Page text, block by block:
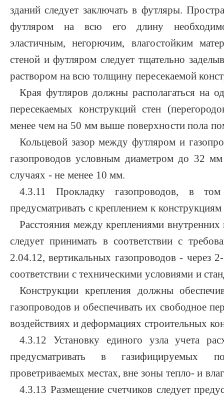
зданий следует заключать в футляры.
футляром на всю его длину
эластичным, негорючим, влагостойким
стеной и футляром следует тщательно
раствором на всю толщину пересекаемой
Края футляров должны располагаться на
пересекаемых конструкций стен
менее чем на 50 мм выше поверхности пола
Кольцевой зазор между футляром и
газопроводов условным диаметром до 32
случаях - не менее 10 мм.
4.3.11 Прокладку газопроводов, в
предусматривать с креплением к конструкциям
Расстояния между креплениями внутренних
следует принимать в соответствии с
2.04.12, вертикальных газопроводов - через
соответствии с техническими условиями и
Конструкции крепления должны
газопроводов и обеспечивать их свободное
воздействиях и деформациях строительных
4.3.12 Установку единого узла учета
предусматривать в газифицируемых
проветриваемых местах, вне зоны тепло- и
4.3.13 Размещение счетчиков следует